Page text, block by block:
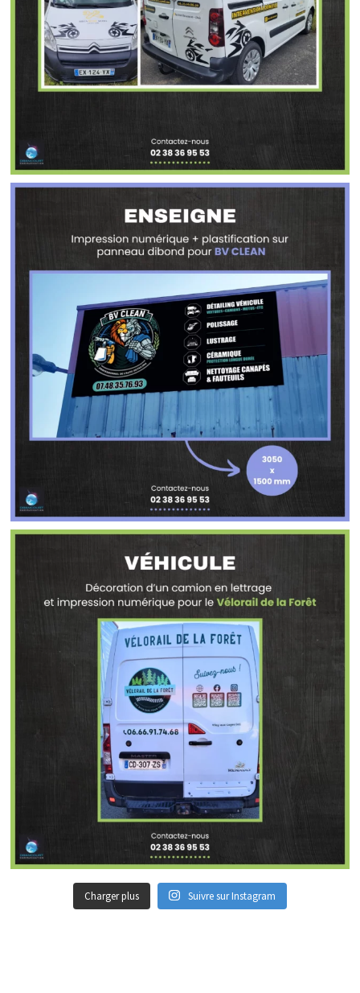
Charger plus Suivre sur Instagram